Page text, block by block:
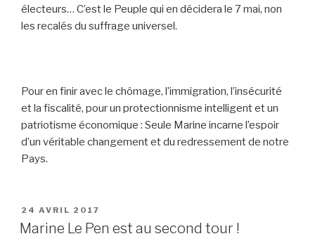
électeurs… C’est le Peuple qui en décidera le 7 mai, non
les recalés du suffrage universel.
Pour en finir avec le chômage, l’immigration, l’insécurité
et la fiscalité, pour un protectionnisme intelligent et un
patriotisme économique : Seule Marine incarne l’espoir
d’un véritable changement et du redressement de notre
Pays.
PUBLIÉ
LE
24 AVRIL 2017
Marine Le Pen est au second tour !